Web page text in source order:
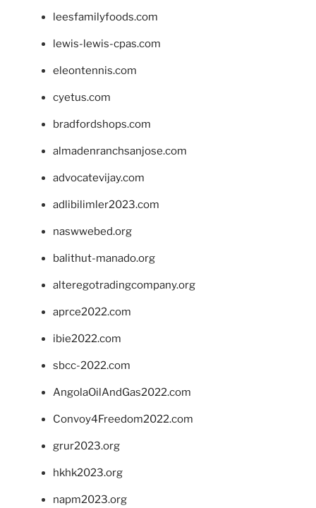
leesfamilyfoods.com
lewis-lewis-cpas.com
eleontennis.com
cyetus.com
bradfordshops.com
almadenranchsanjose.com
advocatevijay.com
adlibilimler2023.com
naswwebed.org
balithut-manado.org
alteregotradingcompany.org
aprce2022.com
ibie2022.com
sbcc-2022.com
AngolaOilAndGas2022.com
Convoy4Freedom2022.com
grur2023.org
hkhk2023.org
napm2023.org